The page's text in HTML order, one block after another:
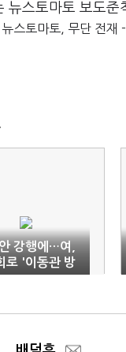
뉴스토마토 보도준
스토마토, 무단 전재 -
강행에…여,
로 '이동관 방